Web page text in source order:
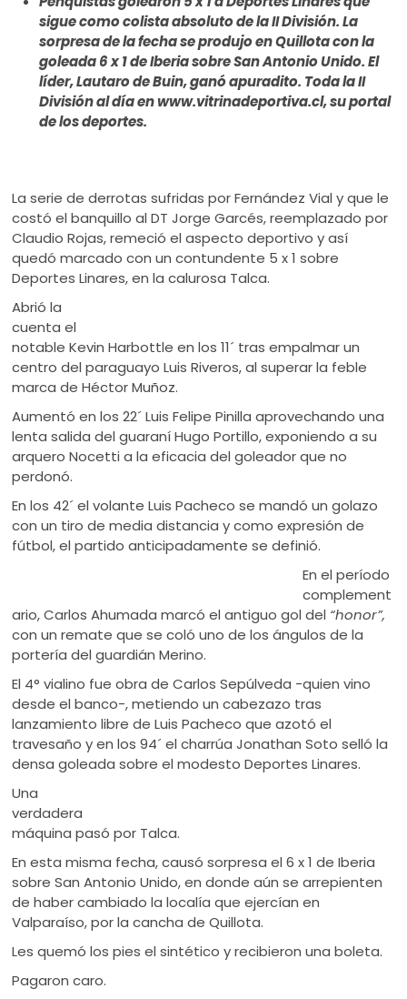
sigue como colista absoluto de la II División. La
sorpresa de la fecha se produjo en Quillota con la
goleada 6 x 1 de Iberia sobre San Antonio Unido. El
líder, Lautaro de Buin, ganó apuradito. Toda la II
División al día en www.vitrinadeportiva.cl, su portal
de los deportes.
La serie de derrotas sufridas por Fernández Vial y que le
costó el banquillo al DT Jorge Garcés, reemplazado por
Claudio Rojas, remeció el aspecto deportivo y así
quedó marcado con un contundente 5 x 1 sobre
Deportes Linares, en la calurosa Talca.
Abrió la
cuenta el
notable Kevin Harbottle en los 11´ tras empalmar un
centro del paraguayo Luis Riveros, al superar la feble
marca de Héctor Muñoz.
Aumentó en los 22´ Luis Felipe Pinilla aprovechando una
lenta salida del guaraní Hugo Portillo, exponiendo a su
arquero Nocetti a la eficacia del goleador que no
perdonó.
En los 42´ el volante Luis Pacheco se mandó un golazo
con un tiro de media distancia y como expresión de
fútbol, el partido anticipadamente se definió.
En el período
complement
ario, Carlos Ahumada marcó el antiguo gol del “honor”,
con un remate que se coló uno de los ángulos de la
portería del guardián Merino.
El 4° vialino fue obra de Carlos Sepúlveda -quien vino
desde el banco-, metiendo un cabezazo tras
lanzamiento libre de Luis Pacheco que azotó el
travesaño y en los 94´ el charrúa Jonathan Soto selló la
densa goleada sobre el modesto Deportes Linares.
Una
verdadera
máquina pasó por Talca.
En esta misma fecha, causó sorpresa el 6 x 1 de Iberia
sobre San Antonio Unido, en donde aún se arrepienten
de haber cambiado la localía que ejercían en
Valparaíso, por la cancha de Quillota.
Les quemó los pies el sintético y recibieron una boleta.
Pagaron caro.